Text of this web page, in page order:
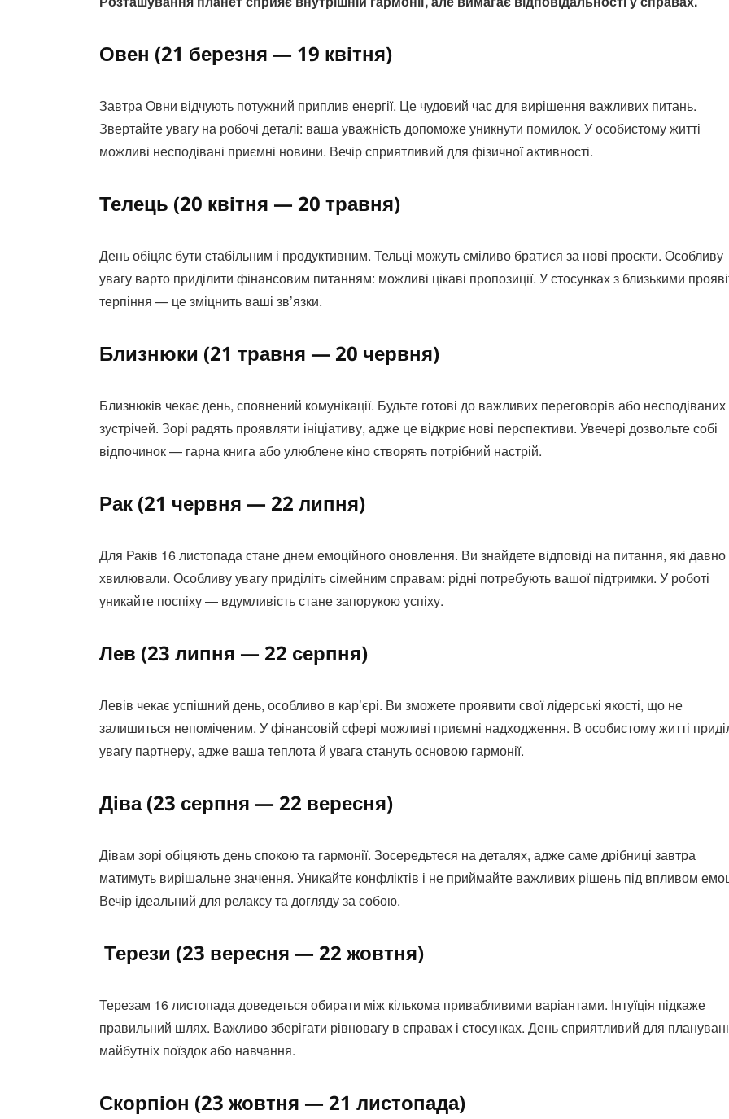
Овен (21 березня — 19 квітня)
Завтра Овни відчують потужний приплив енергії. Це чудовий час для вирішення важливих питань.
Звертайте увагу на робочі деталі: ваша уважність допоможе уникнути помилок. У особистому житті
можливі несподівані приємні новини. Вечір сприятливий для фізичної активності.
Телець (20 квітня — 20 травня)
День обіцяє бути стабільним і продуктивним. Тельці можуть сміливо братися за нові проєкти. Особливу
увагу варто приділити фінансовим питанням: можливі цікаві пропозиції. У стосунках з близькими
терпіння — це зміцнить ваші зв’язки.
Близнюки (21 травня — 20 червня)
Близнюків чекає день, сповнений комунікації. Будьте готові до важливих переговорів або несподіваних
зустрічей. Зорі радять проявляти ініціативу, адже це відкриє нові перспективи. Увечері дозвольте собі
відпочинок — гарна книга або улюблене кіно створять потрібний настрій.
Рак (21 червня — 22 липня)
Для Раків 16 листопада стане днем емоційного оновлення. Ви знайдете відповіді на питання, які
хвилювали. Особливу увагу приділіть сімейним справам: рідні потребують вашої підтримки. У роботі
уникайте поспіху — вдумливість стане запорукою успіху.
Лев (23 липня — 22 серпня)
Левів чекає успішний день, особливо в кар’єрі. Ви зможете проявити свої лідерські якості, що не
залишиться непоміченим. У фінансовій сфері можливі приємні надходження. В особистому житті
увагу партнеру, адже ваша теплота й увага стануть основою гармонії.
Діва (23 серпня — 22 вересня)
Дівам зорі обіцяють день спокою та гармонії. Зосередьтеся на деталях, адже саме дрібниці завтра
матимуть вирішальне значення. Уникайте конфліктів і не приймайте важливих рішень під впливом
Вечір ідеальний для релаксу та догляду за собою.
Терези (23 вересня — 22 жовтня)
Терезам 16 листопада доведеться обирати між кількома привабливими варіантами. Інтуїція підкаже
правильний шлях. Важливо зберігати рівновагу в справах і стосунках. День сприятливий для
майбутніх поїздок або навчання.
Скорпіон (23 жовтня — 21 листопада)